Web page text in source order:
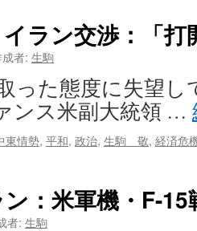
イラン交渉：「
者: 生駒
った態度に失望
ンス米副大統領 …
東情勢, 平和, 政治, 生駒 敬, 経済危
ン：米軍機・F-
者: 生駒